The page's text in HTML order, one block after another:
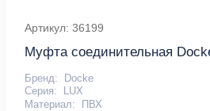
Артикул: 36199
Муфта соединительная
Бренд:
Docke
Серия:
LUX
Материал:
ПВХ